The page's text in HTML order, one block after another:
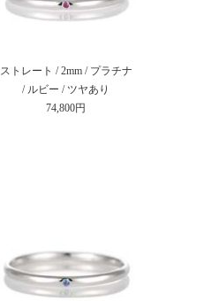
ストレート / 2mm / プラチナ
/ ルビー / ツヤあり
74,800円